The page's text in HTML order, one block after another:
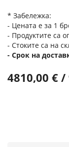
* Забележка:
- Цената е за 1
- Продуктите са
- Стоките са на
Срок на
4810,00 € /